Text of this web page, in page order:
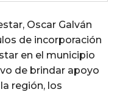
Oscar Galván
de incorporación
en el municipio
de brindar apoyo
región, los